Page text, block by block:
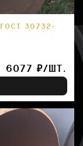
30732-
6077 ₽/ШТ.